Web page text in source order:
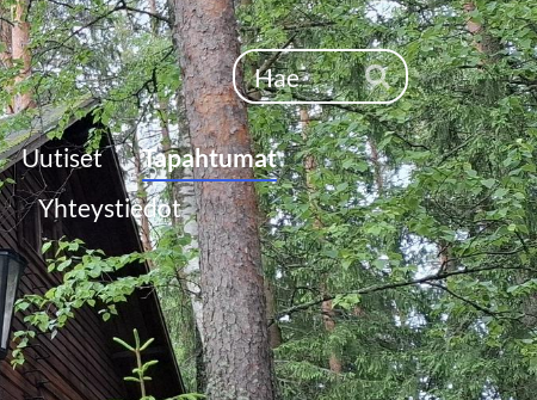
Haku
Hae
Uutiset
Tapahtumat
Yhteystiedot